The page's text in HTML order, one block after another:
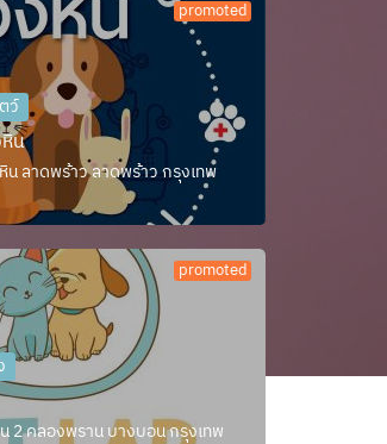
promoted
ว์
น
ลาดพร้าว ลาดพร้าว กรุงเทพ
promoted
2 คลองพราน บางบอน กรุงเทพ